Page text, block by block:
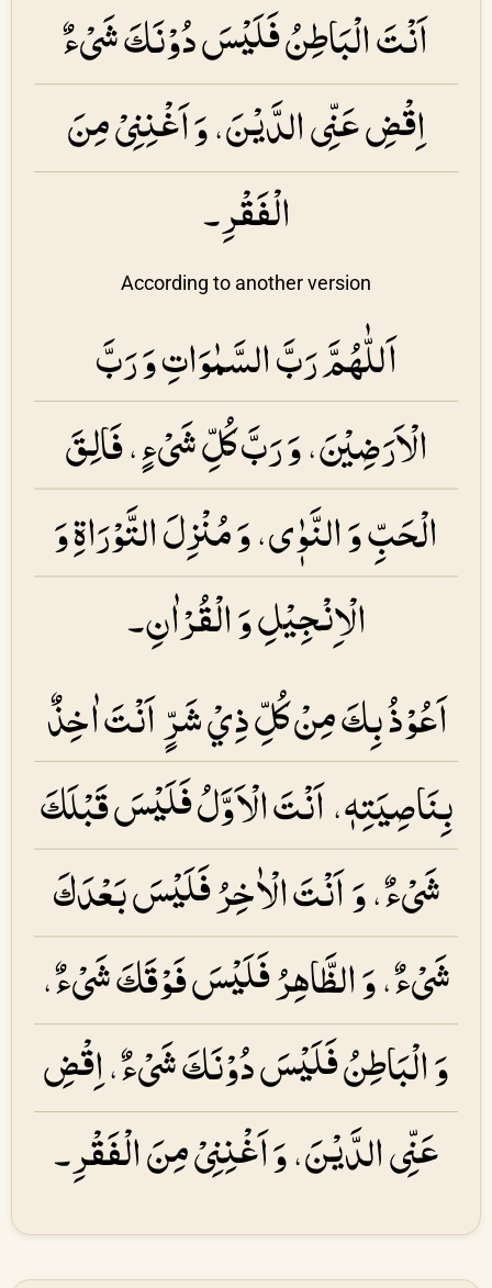
اَنْتَ الْبَاطِنُ فَلَیْسَ دُوْنَكَ شَیْءٌ
اِقْضِ عَنِّی الدَّیْنَ، وَ اَغْنِنِیْ مِنَ
الْفَقْرِ۔
According to another version
اَللّٰهُمَّ رَبَّ السَّمٰوَاتِ وَ رَبَّ
الْاَرَضِیْنَ، وَ رَبَّ كُلِّ شَیْءٍ، فَالِقَ
الْحَبِّ وَ النَّوٰٖی، وَ مُنْزِلَ التَّوْرَاۃِ وَ
الْاِنْجِیْلِ وَ الْقُرْاٰنِ۔
اَعُوْذُ بِكَ مِنْ كُلِّ ذِيْ شَرٍّ اَنْتَ اٰخِذٌ
بِنَاصِیَتِهٖ، اَنْتَ الْاَوَّلُ فَلَیْسَ قَبْلَكَ
شَیْءٌ، وَ اَنْتَ الْاٰخِرُ فَلَیْسَ بَعْدَكَ
شَیْءٌ، وَ الظَّاهِرُ فَلَیْسَ فَوْقَكَ شَیْءٌ،
وَ الْبَاطِنُ فَلَیْسَ دُوْنَكَ شَیْءٌ، اِقْضِ
عَنِّی الدَّیْنَ، وَ اَغْنِنِیْ مِنَ الْفَقْرِ۔